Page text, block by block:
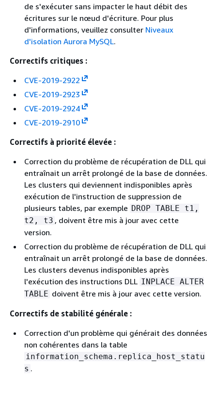
de s'exécuter sans impacter le haut débit des
écritures sur le nœud d'écriture. Pour plus
d'informations, veuillez consulter Niveaux
d'isolation Aurora MySQL.
Correctifs critiques :
CVE-2019-2922
CVE-2019-2923
CVE-2019-2924
CVE-2019-2910
Correctifs à priorité élevée :
Correction du problème de récupération de DLL qui
entraînait un arrêt prolongé de la base de données.
Les clusters qui deviennent indisponibles après
exécution de l'instruction de suppression de
plusieurs tables, par exemple DROP TABLE t1,
t2, t3 , doivent être mis à jour avec cette
version.
Correction du problème de récupération de DLL qui
entraînait un arrêt prolongé de la base de données.
Les clusters devenus indisponibles après
l'exécution des instructions DLL INPLACE ALTER
TABLE doivent être mis à jour avec cette version.
Correctifs de stabilité générale :
Correction d'un problème qui générait des données
non cohérentes dans la table
information_schema.replica_host_statu
s .